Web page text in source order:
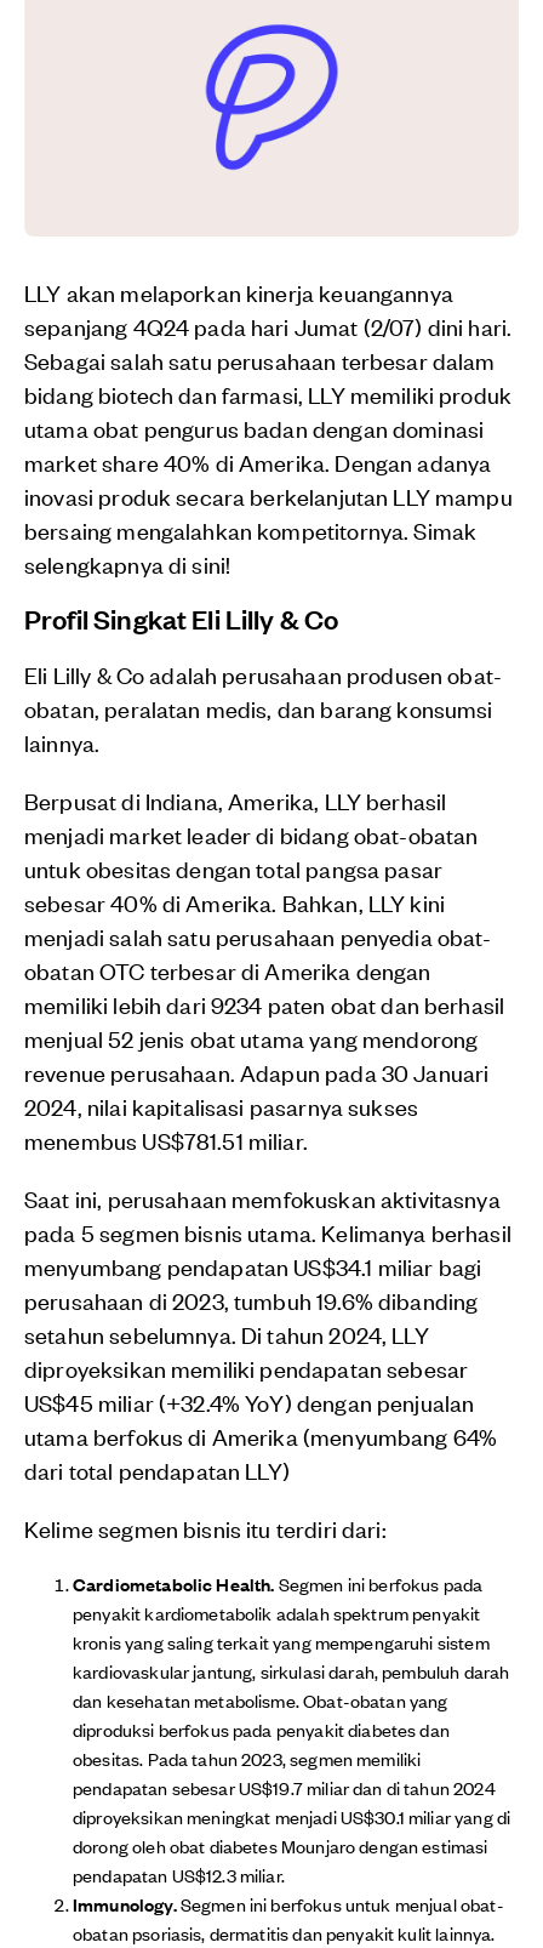
LLY akan melaporkan kinerja keuangannya
sepanjang 4Q24 pada hari Jumat (2/07) dini hari.
Sebagai salah satu perusahaan terbesar dalam
bidang biotech dan farmasi, LLY memiliki produk
utama obat pengurus badan dengan dominasi
market share 40% di Amerika. Dengan adanya
inovasi produk secara berkelanjutan LLY mampu
bersaing mengalahkan kompetitornya. Simak
selengkapnya di sini!
Profil Singkat Eli Lilly & Co
Eli Lilly & Co adalah perusahaan produsen obat-
obatan, peralatan medis, dan barang konsumsi
lainnya.
Berpusat di Indiana, Amerika, LLY berhasil
menjadi market leader di bidang obat-obatan
untuk obesitas dengan total pangsa pasar
sebesar 40% di Amerika. Bahkan, LLY kini
menjadi salah satu perusahaan penyedia obat-
obatan OTC terbesar di Amerika dengan
memiliki lebih dari 9234 paten obat dan berhasil
menjual 52 jenis obat utama yang mendorong
revenue perusahaan. Adapun pada 30 Januari
2024, nilai kapitalisasi pasarnya sukses
menembus US$781.51 miliar.
Saat ini, perusahaan memfokuskan aktivitasnya
pada 5 segmen bisnis utama. Kelimanya berhasil
menyumbang pendapatan US$34.1 miliar bagi
perusahaan di 2023, tumbuh 19.6% dibanding
setahun sebelumnya. Di tahun 2024, LLY
diproyeksikan memiliki pendapatan sebesar
US$45 miliar (+32.4% YoY) dengan penjualan
utama berfokus di Amerika (menyumbang 64%
dari total pendapatan LLY)
Kelime segmen bisnis itu terdiri dari:
Cardiometabolic Health.Segmen ini berfokus pada
penyakit kardiometabolik adalah spektrum penyakit
kronis yang saling terkait yang mempengaruhi sistem
kardiovaskular jantung, sirkulasi darah, pembuluh darah
dan kesehatan metabolisme. Obat-obatan yang
diproduksi berfokus pada penyakit diabetes dan
obesitas. Pada tahun 2023, segmen memiliki
pendapatan sebesar US$19.7 miliar dan di tahun 2024
diproyeksikan meningkat menjadi US$30.1 miliar yang di
dorong oleh obat diabetes Mounjaro dengan estimasi
pendapatan US$12.3 miliar.
Immunology.Segmen ini berfokus untuk menjual obat-
obatan psoriasis, dermatitis dan penyakit kulit lainnya.